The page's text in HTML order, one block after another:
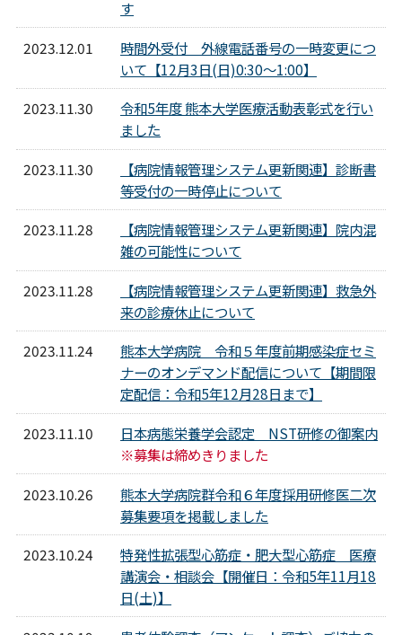
す
2023.12.01
時間外受付 外線電話番号の一時変更につ
いて【12月3日(日)0:30～1:00】
2023.11.30
令和5年度 熊本大学医療活動表彰式を行い
ました
2023.11.30
【病院情報管理システム更新関連】診断書
等受付の一時停止について
2023.11.28
【病院情報管理システム更新関連】院内混
雑の可能性について
2023.11.28
【病院情報管理システム更新関連】救急外
来の診療休止について
2023.11.24
熊本大学病院 令和５年度前期感染症セミ
ナーのオンデマンド配信について【期間限
定配信：令和5年12月28日まで】
2023.11.10
日本病態栄養学会認定 NST研修の御案内
※募集は締めきりました
2023.10.26
熊本大学病院群令和６年度採用研修医二次
募集要項を掲載しました
2023.10.24
特発性拡張型心筋症・肥大型心筋症 医療
講演会・相談会【開催日：令和5年11月18
日(土)】